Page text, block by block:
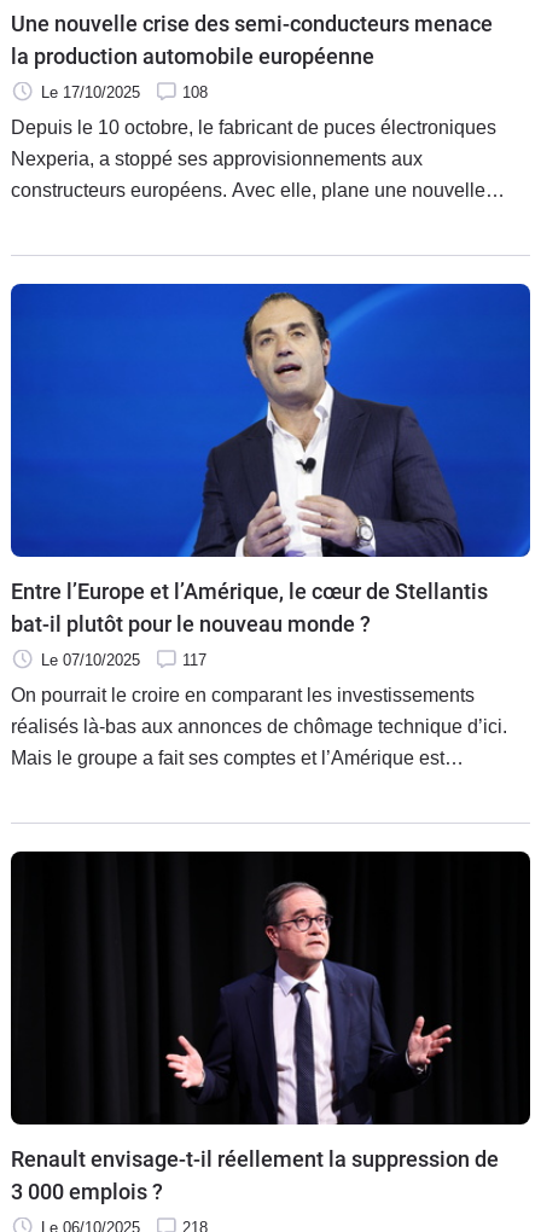
Une nouvelle crise des semi-conducteurs menace
la production automobile européenne
Le 17/10/2025 108
Depuis le 10 octobre, le fabricant de puces électroniques
Nexperia, a stoppé ses approvisionnements aux
constructeurs européens. Avec elle, plane une nouvelle
automobile en Europe.
Entre l’Europe et l’Amérique, le cœur de Stellantis
bat-il plutôt pour le nouveau monde ?
Le 07/10/2025 117
On pourrait le croire en comparant les investissements
réalisés là-bas aux annonces de chômage technique d’ici.
Mais le groupe a fait ses comptes et l’Amérique est
Renault envisage-t-il réellement la suppression de
3 000 emplois ?
Le 06/10/2025 218